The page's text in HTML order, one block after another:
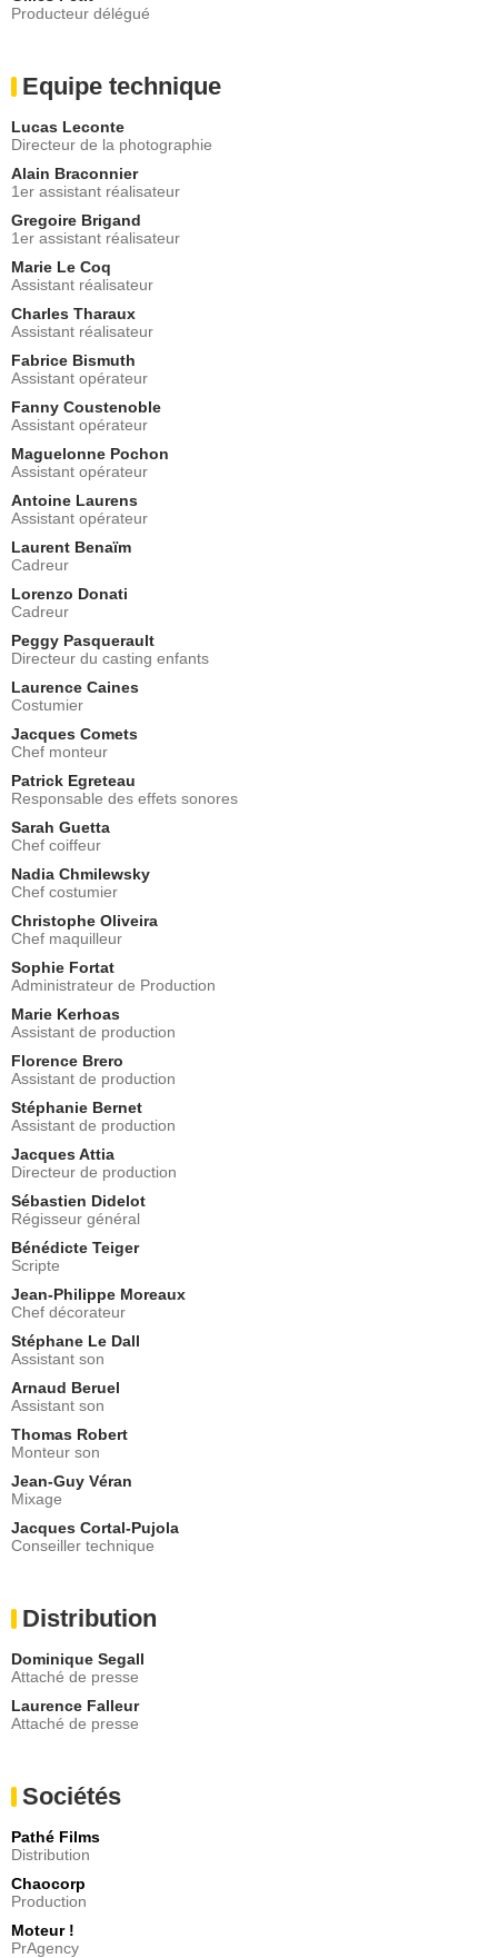
Producteur délégué
Equipe technique
Lucas Leconte
Directeur de la photographie
Alain Braconnier
1er assistant réalisateur
Gregoire Brigand
1er assistant réalisateur
Marie Le Coq
Assistant réalisateur
Charles Tharaux
Assistant réalisateur
Fabrice Bismuth
Assistant opérateur
Fanny Coustenoble
Assistant opérateur
Maguelonne Pochon
Assistant opérateur
Antoine Laurens
Assistant opérateur
Laurent Benaïm
Cadreur
Lorenzo Donati
Cadreur
Peggy Pasquerault
Directeur du casting enfants
Laurence Caines
Costumier
Jacques Comets
Chef monteur
Patrick Egreteau
Responsable des effets sonores
Sarah Guetta
Chef coiffeur
Nadia Chmilewsky
Chef costumier
Christophe Oliveira
Chef maquilleur
Sophie Fortat
Administrateur de Production
Marie Kerhoas
Assistant de production
Florence Brero
Assistant de production
Stéphanie Bernet
Assistant de production
Jacques Attia
Directeur de production
Sébastien Didelot
Régisseur général
Bénédicte Teiger
Scripte
Jean-Philippe Moreaux
Chef décorateur
Stéphane Le Dall
Assistant son
Arnaud Beruel
Assistant son
Thomas Robert
Monteur son
Jean-Guy Véran
Mixage
Jacques Cortal-Pujola
Conseiller technique
Distribution
Dominique Segall
Attaché de presse
Laurence Falleur
Attaché de presse
Sociétés
Pathé Films
Distribution
Chaocorp
Production
Moteur !
PrAgency